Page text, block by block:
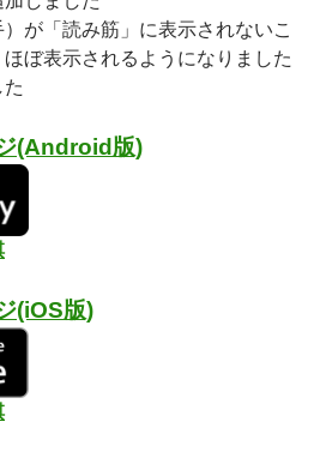
が「読み筋」に表示されないこ
ぼ表示されるようになりました
(Android版)
(iOS版)